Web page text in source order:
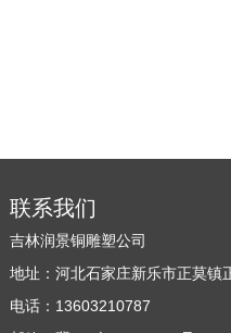
联系我们
吉林润景铜雕塑公司
地址：河北石家庄新乐市正莫镇
电话：13603210787